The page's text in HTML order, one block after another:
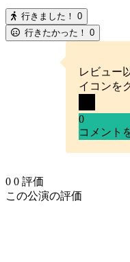
行きました！ 0
行きたかった！ 0
レビュー
イコンを
0
コメント
0 0 評価
この公演の評価